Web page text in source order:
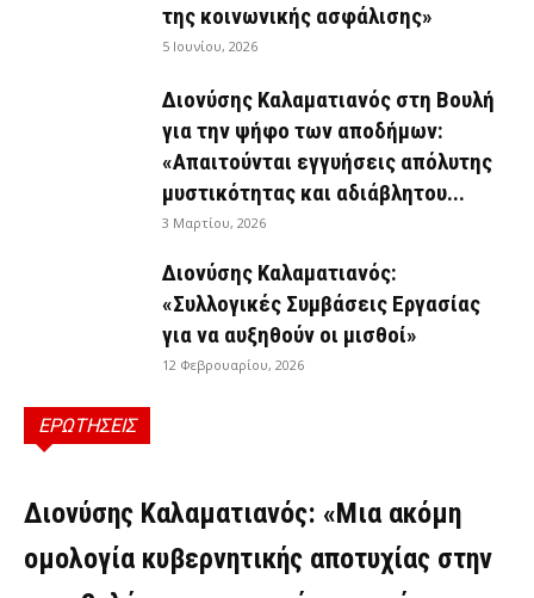
της κοινωνικής ασφάλισης»
5 Ιουνίου, 2026
Διονύσης Καλαματιανός στη Βουλή
για την ψήφο των αποδήμων:
«Απαιτούνται εγγυήσεις απόλυτης
μυστικότητας και αδιάβλητου...
3 Μαρτίου, 2026
Διονύσης Καλαματιανός:
«Συλλογικές Συμβάσεις Εργασίας
για να αυξηθούν οι μισθοί»
12 Φεβρουαρίου, 2026
ΕΡΩΤΗΣΕΙΣ
ΕΡΩΤΉΣΕΙΣ
Διονύσης Καλαματιανός: «Μια ακόμη
ομολογία κυβερνητικής αποτυχίας στην